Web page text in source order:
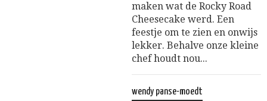
maken wat de Rocky Road
Cheesecake werd. Een
feestje om te zien en onwijs
lekker. Behalve onze kleine
chef houdt nou...
wendy panse-moedt